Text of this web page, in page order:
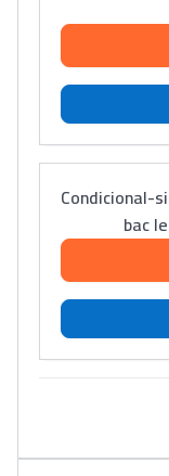
Condicional-
bac